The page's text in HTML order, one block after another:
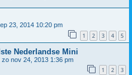
23, 2014 10:20 pm
1 2 3 4 5
Nederlandse Mini
zo nov 24, 2013 1:36 pm
1 2 3